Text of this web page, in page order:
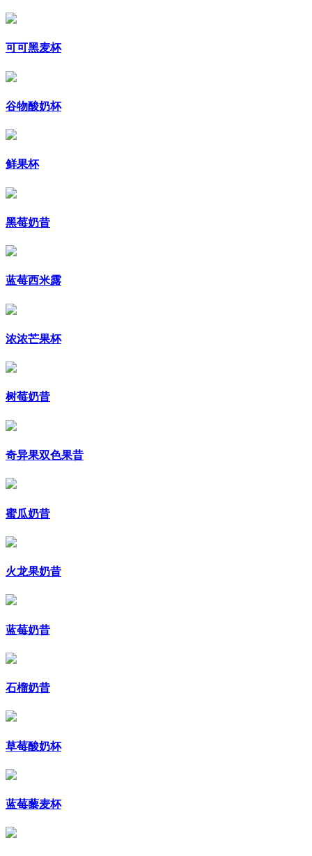
可可黑麦杯
谷物酸奶杯
鲜果杯
黑莓奶昔
蓝莓西米露
浓浓芒果杯
树莓奶昔
奇异果双色果昔
蜜瓜奶昔
火龙果奶昔
蓝莓奶昔
石榴奶昔
草莓酸奶杯
蓝莓藜麦杯